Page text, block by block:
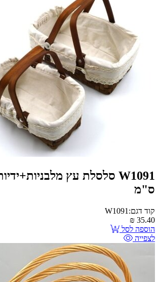
ס"מ
קוד דגם:W1091
35.40
₪
הוספה לסל
לצפייה